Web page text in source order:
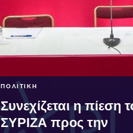
ΠΟΛΙΤΙΚΗ
Συνεχίζεται η πίεση
ΣΥΡΙΖΑ προς την